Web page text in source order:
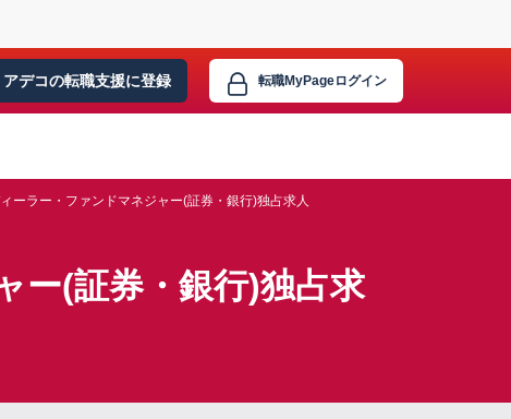
アデコの転職支援に登録 転職MyPageログイン
ーラー・ファンドマネジャー(証券・銀行)独占求人
ー(証券・銀行)独占求